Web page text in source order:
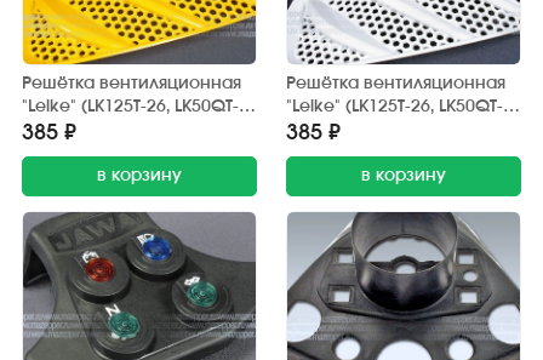
Решётка вентиляционная
"Leike" (LK125T-26, LK50QT-
17E) переднего обтекателя
(желтая)
385 ₽
в корзину
Решётка вентиляционная
"Leike" (LK125T-26, LK50QT-
17E) переднего обтекателя
(белая)
385 ₽
в корзину